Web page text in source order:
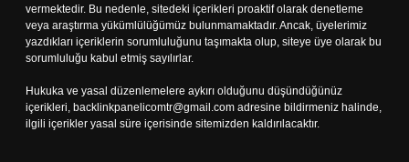
vermektedir. Bu nedenle, sitedeki içerikleri proaktif olarak denetleme
veya araştırma yükümlülüğümüz bulunmamaktadır. Ancak, üyelerimiz
yazdıkları içeriklerin sorumluluğunu taşımakta olup, siteye üye olarak bu
sorumluluğu kabul etmiş sayılırlar.
Hukuka ve yasal düzenlemelere aykırı olduğunu düşündüğünüz
içerikleri, backlinkpanelicomtr@gmail.com adresine bildirmeniz halinde,
ilgili içerikler yasal süre içerisinde sitemizden kaldırılacaktır.